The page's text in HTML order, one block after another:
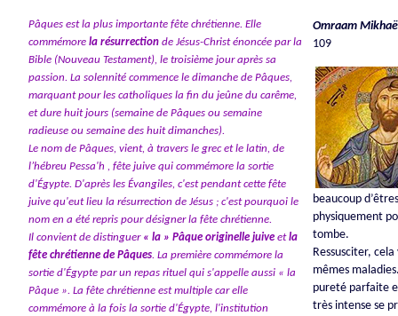
Pâques est la plus importante fête chrétienne. Elle
commémorela résurrectionde Jésus-Christ énoncée par la
Bible (Nouveau Testament), le troisième jour après sa
passion. La solennité commence le dimanche de Pâques,
marquant pour les catholiques la fin du jeûne du carême,
et dure huit jours (semaine de Pâques ou semaine
radieuse ou semaine des huit dimanches).
Le nom de Pâques, vient, à travers le grec et le latin, de
l’hébreu Pessa'h , fête juive qui commémore la sortie
d'Égypte. D'après les Évangiles, c'est pendant cette fête
juive qu'eut lieu la résurrection de Jésus ; c'est pourquoi le
nom en a été repris pour désigner la fête chrétienne.
Il convient de distinguer « la » Pâque originelle juiveetla
fête chrétienne de Pâques. La première commémore la
sortie d'Égypte par un repas rituel qui s'appelle aussi « la
Pâque ». La fête chrétienne est multiple car elle
commémore à la fois la sortie d'Égypte, l'institution
Omraam
109
beaucoup
physiquement
tombe.
Ressusciter,
mêmes
pureté parfaite
très intense se